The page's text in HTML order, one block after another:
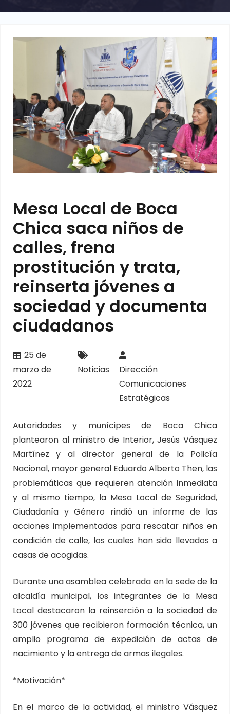
Mesa Local de Boca
Chica saca niños de
calles, frena
prostitución y trata,
reinserta jóvenes a
sociedad y documenta
ciudadanos
25 de
marzo de
2022
Noticias
Dirección
Comunicaciones
Estratégicas
Autoridades y munícipes de Boca Chica
plantearon al ministro de Interior, Jesús Vásquez
Martínez y al director general de la Policía
Nacional, mayor general Eduardo Alberto Then, las
problemáticas que requieren atención inmediata
y al mismo tiempo, la Mesa Local de Seguridad,
Ciudadanía y Género rindió un informe de las
acciones implementadas para rescatar niños en
condición de calle, los cuales han sido llevados a
casas de acogidas.
Durante una asamblea celebrada en la sede de la
alcaldía municipal, los integrantes de la Mesa
Local destacaron la reinserción a la sociedad de
300 jóvenes que recibieron formación técnica, un
amplio programa de expedición de actas de
nacimiento y la entrega de armas ilegales.
*Motivación*
En el marco de la actividad, el ministro Vásquez